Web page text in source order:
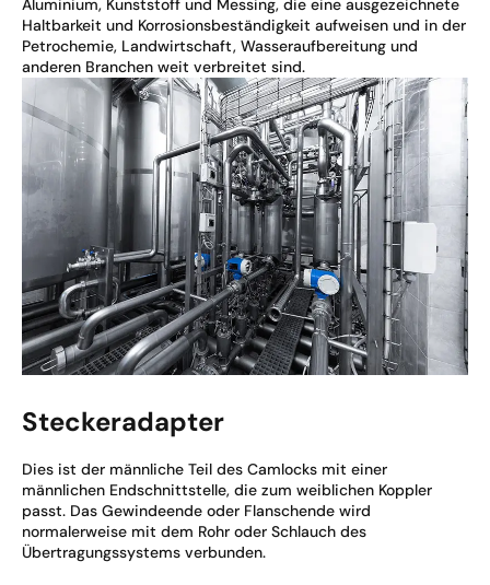
Aluminium, Kunststoff und Messing, die eine ausgezeichnete
Haltbarkeit und Korrosionsbeständigkeit aufweisen und in der
Petrochemie, Landwirtschaft, Wasseraufbereitung und
anderen Branchen weit verbreitet sind.
Steckeradapter
Dies ist der männliche Teil des Camlocks mit einer
männlichen Endschnittstelle, die zum weiblichen Koppler
passt. Das Gewindeende oder Flanschende wird
normalerweise mit dem Rohr oder Schlauch des
Übertragungssystems verbunden.